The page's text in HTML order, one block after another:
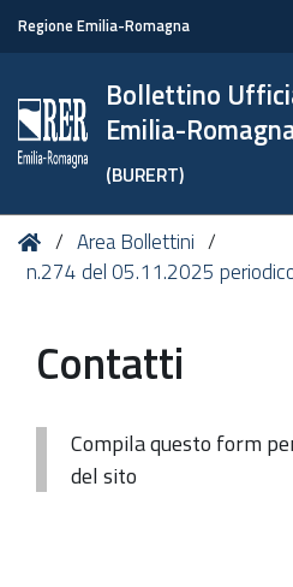
Regione Emilia-Romagna
Bollettino
Emilia-
(BURERT)
Tu
sei
HomeArea Bollettini
n.274 del 05.11.2025
Contatti
Compila questo form
del sito